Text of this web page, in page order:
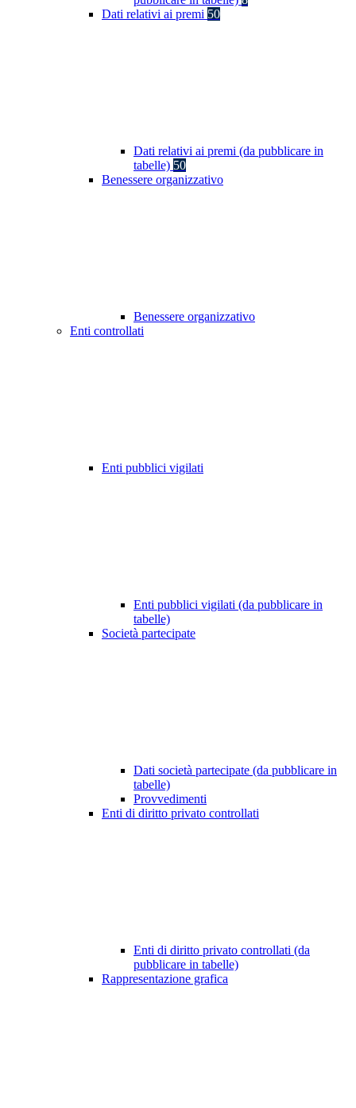
Dati relativi ai premi 50
Dati relativi ai premi (da pubblicare in
tabelle) 50
Benessere organizzativo
Benessere organizzativo
Enti controllati
Enti pubblici vigilati
Enti pubblici vigilati (da pubblicare in
tabelle)
Società partecipate
Dati società partecipate (da pubblicare in
tabelle)
Provvedimenti
Enti di diritto privato controllati
Enti di diritto privato controllati (da
pubblicare in tabelle)
Rappresentazione grafica